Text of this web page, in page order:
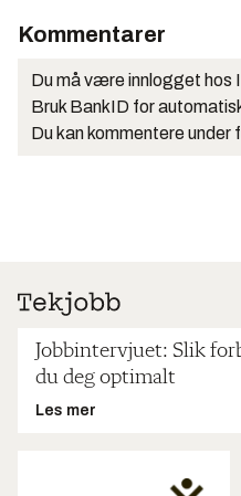
Kommentarer
Du må være innlogget hos
Bruk BankID for
Du kan kommentere under
Jobbintervjuet: Slik
du deg optimalt
Les mer